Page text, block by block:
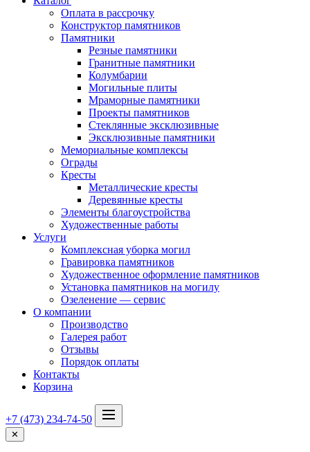
Оплата в рассрочку
Конструктор памятников
Памятники
Резные памятники
Гранитные памятники
Колумбарии
Могильные плиты
Мраморные памятники
Проекты памятников
Стеклянные эксклюзивные
Эксклюзивные памятники
Мемориальные комплексы
Ограды
Кресты
Металлические кресты
Деревянные кресты
Элементы благоустройства
Художественные работы
Услуги
Комплексная уборка могил
Гравировка памятников
Художественное оформление памятников
Установка памятников на могилу
Озеленение — сервис
О компании
Производство
Галерея работ
Отзывы
Порядок оплаты
Контакты
Корзина
+7 (473) 234-74-50
✕